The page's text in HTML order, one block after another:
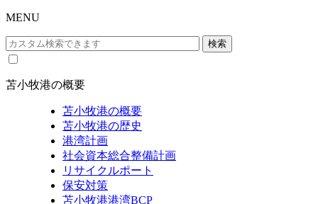
MENU
苫小牧港の概要
苫小牧港の概要
苫小牧港の歴史
港湾計画
社会資本総合整備計画
リサイクルポート
保安対策
苫小牧港港湾BCP